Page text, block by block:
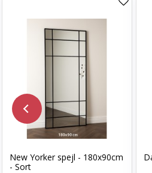
New Yorker spejl - 180x90cm
- Sort